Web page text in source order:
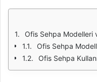
Ofis Sehpa Modelleri
Ofis Sehpa
Ofis Sehpa